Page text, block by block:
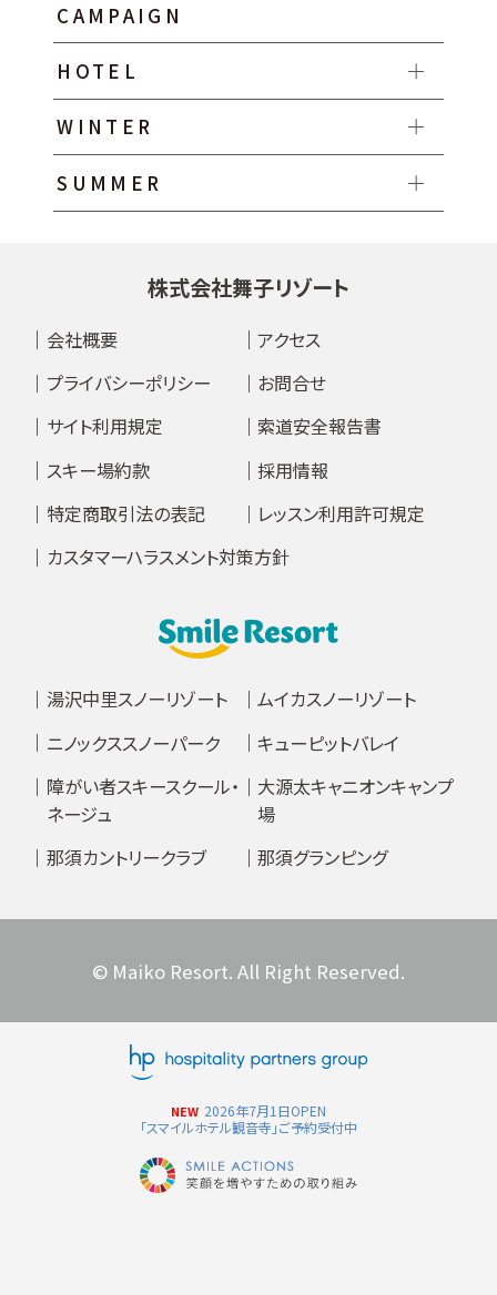
CAMPAIGN
HOTEL
WINTER
SUMMER
株式会社舞子リゾート
会社概要
プライバシーポリシー
サイト利用規定
スキー場約款
特定商取引法の表記
レッスン利用許可規定
アクセス
お問合せ
索道安全報告書
採用情報
カスタマーハラスメント対策方針
湯沢中里スノーリゾート
ムイカスノーリゾート
ニノックススノーパーク
キューピットバレイ
障がい者スキースクール・
ネージュ
大源太キャニオンキャンプ
場
那須カントリークラブ
那須グランピング
© Maiko Resort. All Right Reserved.
NEW 2026年7月1日OPEN
「スマイルホテル観音寺」ご予約受付中